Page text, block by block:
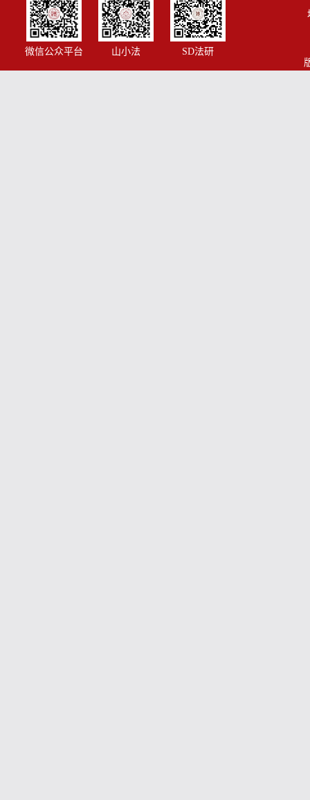
微信公众平台 山小法 SD法研